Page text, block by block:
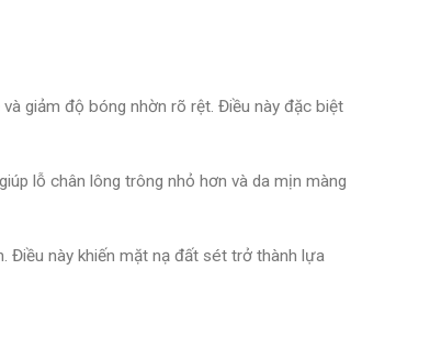
giảm độ bóng nhờn rõ rệt. Điều này đặc biệt
lỗ chân lông trông nhỏ hơn và da mịn màng
Điều này khiến mặt nạ đất sét trở thành lựa